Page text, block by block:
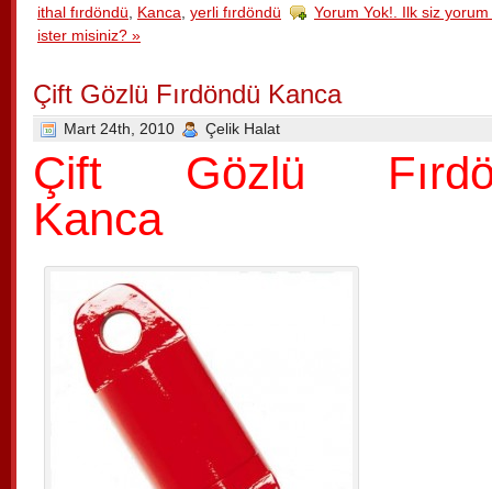
ithal fırdöndü
Kanca yerli fırdöndü
Yorum Yok!. Ilk siz
ister misiniz? »
Çift Gözlü Fırdöndü Kanca
Mart 24th, 2010 Çelik Halat
Çift Gözlü
Kanca